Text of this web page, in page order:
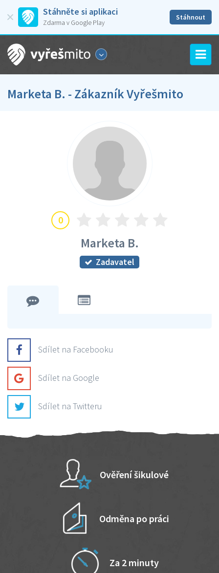
Stáhněte si aplikaci
Zdarma v Google Play
Stáhnout
Marketa B. - Zákazník Vyřešmito
0
Marketa B.
Zadavatel
Sdílet na Facebooku
Sdílet na Google
Sdílet na Twitteru
Ověření šikulové
Odměna po práci
Za 2 minuty